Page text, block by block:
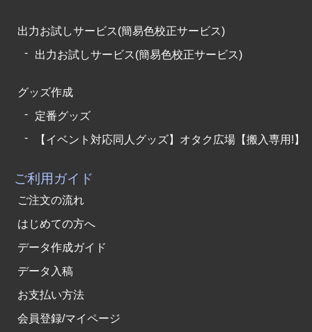
出力お試しサービス(簡易色校正サービス)
出力お試しサービス(簡易色校正サービス)
グッズ作成
定番グッズ
【イベント対応同人グッズ】オタク広場【搬入専用!】
ご利用ガイド
ご注文の流れ
はじめての方へ
データ作成ガイド
データ入稿
お支払い方法
会員登録/マイページ